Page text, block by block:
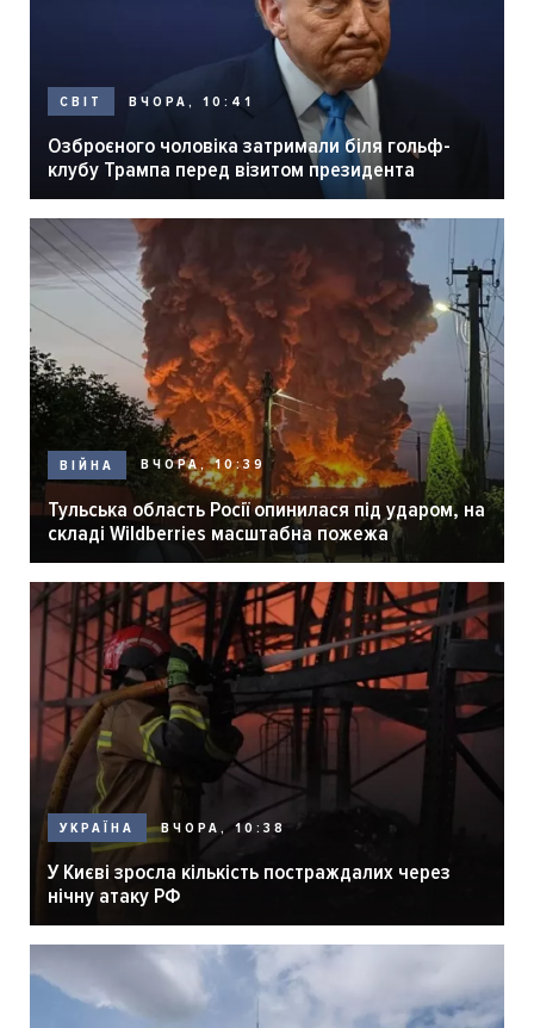
СВІТ ВЧОРА, 10:41
Озброєного чоловіка затримали біля гольф-
клубу Трампа перед візитом президента
ВІЙНА ВЧОРА, 10:39
Тульська область Росії опинилася під ударом, на
складі Wildberries масштабна пожежа
УКРАЇНА ВЧОРА, 10:38
У Києві зросла кількість постраждалих через
нічну атаку РФ